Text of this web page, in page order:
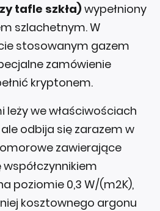
tafle szkła)wypełniony
szlachetnym. W
stosowanym gazem
zamówienie
kryptonem.
leży we właściwościach
odbija się zarazem w
zawierające
poziomie 0,3 W/(m2K),
kosztownego argonu